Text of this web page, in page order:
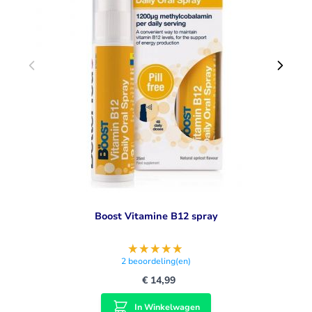
Onderzoek door Cardiff University heeft aangetoond dat
door het rechtstreeks in de mond te spuiten, idealiter onder
de tong of aan de binnenkant van de wang, het direct via
het slijmvlies in de bloedbaan wordt opgenomen. Dit
voorkomt verlies tijdens het opnameproces. De oplossing is
micro-geëmulgeerd om ervoor te zorgen dat de
deeltjesgrootte op deze manier optimaal is voor opname.
Vitamine D3 is een in vet oplosbare vitamine, daarom
hebben we DLux3000 ontwikkeld op oliebasis (kokosolie als
middellange keten vetzuur), waardoor de opname in het
lichaam wordt verbeterd.
Vanwege onze veranderende eetgewoonten en omdat we
het hele jaar door een gezond vitamine D-gehalte
Het Engelse ministerie van Volksgezondheid noemt de
volgende groepen echter 'risicovol' en zou suppletie sterk
Boost Vitamine B12 spray
2 beoordeling(en)
€ 14,99
In Winkelwagen